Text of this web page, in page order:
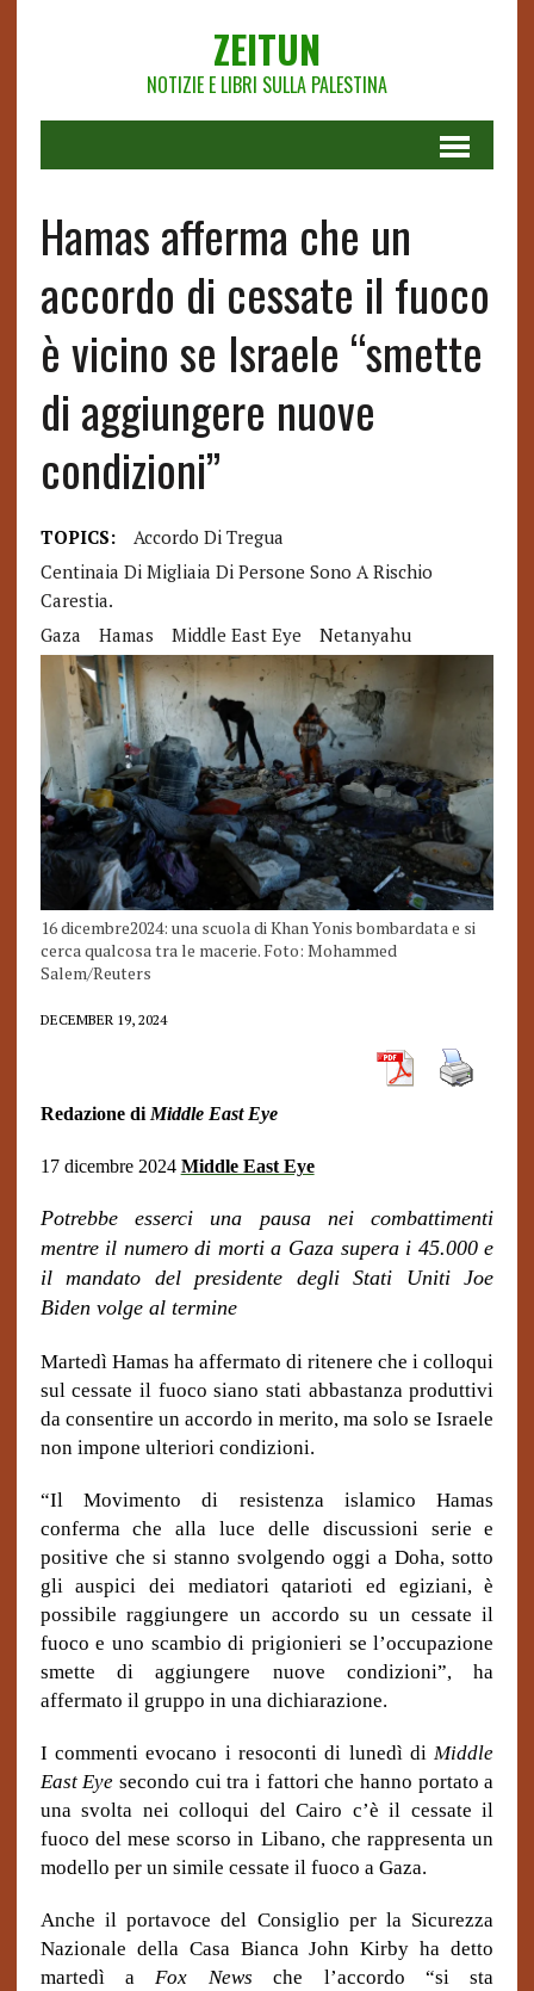
ZEITUN
NOTIZIE E LIBRI SULLA PALESTINA
Hamas afferma che un
accordo di cessate il fuoco
è vicino se Israele “smette
di aggiungere nuove
condizioni”
TOPICS:
Accordo Di Tregua
Centinaia Di Migliaia Di Persone Sono A Rischio
Carestia.
Gaza
Hamas Middle East Eye Netanyahu
16 dicembre2024: una scuola di Khan Yonis bombardata e si
cerca qualcosa tra le macerie. Foto: Mohammed
Salem/Reuters
DECEMBER 19, 2024
Redazione di Middle East Eye
17 dicembre 2024 Middle East Eye
Potrebbe esserci una pausa nei combattimenti
mentre il numero di morti a Gaza supera i 45.000 e
il mandato del presidente degli Stati Uniti Joe
Biden volge al termine
Martedì Hamas ha affermato di ritenere che i colloqui
sul cessate il fuoco siano stati abbastanza produttivi
da consentire un accordo in merito, ma solo se Israele
non impone ulteriori condizioni.
“Il Movimento di resistenza islamico Hamas
conferma che alla luce delle discussioni serie e
positive che si stanno svolgendo oggi a Doha, sotto
gli auspici dei mediatori qatarioti ed egiziani, è
possibile raggiungere un accordo su un cessate il
fuoco e uno scambio di prigionieri se l’occupazione
smette di aggiungere nuove condizioni”, ha
affermato il gruppo in una dichiarazione.
I commenti evocano i resoconti di lunedì diMiddle
East Eye secondo cui tra i fattori che hanno portato a
una svolta nei colloqui del Cairo c’è il cessate il
fuoco del mese scorso in Libano, che rappresenta un
modello per un simile cessate il fuoco a Gaza.
Anche il portavoce del Consiglio per la Sicurezza
Nazionale della Casa Bianca John Kirby ha detto
martedì aFox News che l’accordo “si sta